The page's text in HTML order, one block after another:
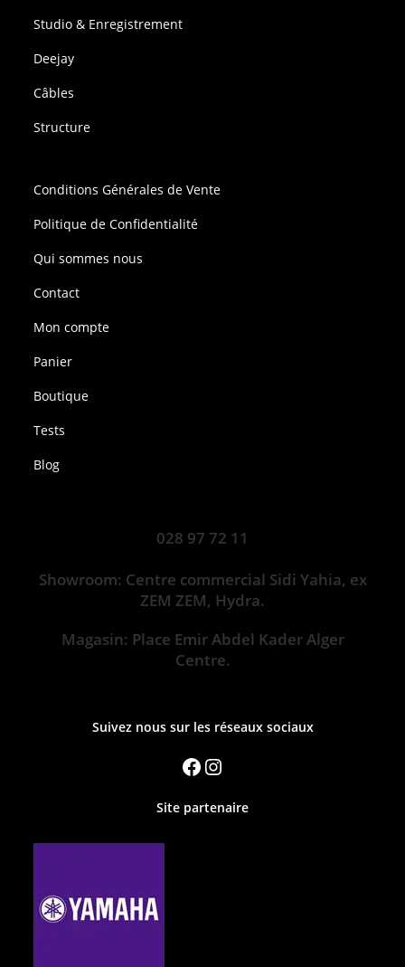
Studio & Enregistrement
Deejay
Câbles
Structure
Conditions Générales de Vente
Politique de Confidentialité
Qui sommes nous
Contact
Mon compte
Panier
Boutique
Tests
Blog
028 97 72 11
Showroom: Centre commercial Sidi Yahia, ex
ZEM ZEM, Hydra.
Magasin: Place Emir Abdel Kader Alger
Centre.
Suivez nous sur les réseaux sociaux
Site partenaire